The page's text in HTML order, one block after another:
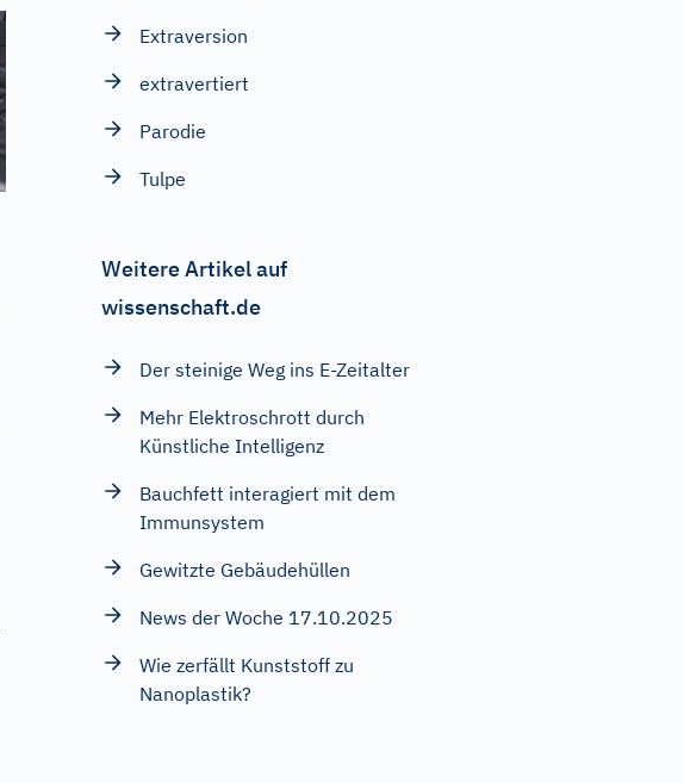
Extraversion
extravertiert
Parodie
Tulpe
Weitere Artikel auf
wissenschaft.de
Der steinige Weg ins E-Zeitalter
Mehr Elektroschrott durch
Künstliche Intelligenz
Bauchfett interagiert mit dem
Immunsystem
Gewitzte Gebäudehüllen
News der Woche 17.10.2025
Wie zerfällt Kunststoff zu
Nanoplastik?